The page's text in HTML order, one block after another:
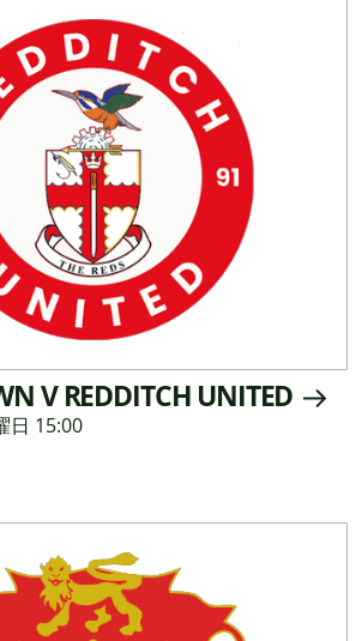
V REDDITCH UNITED
日 15:00